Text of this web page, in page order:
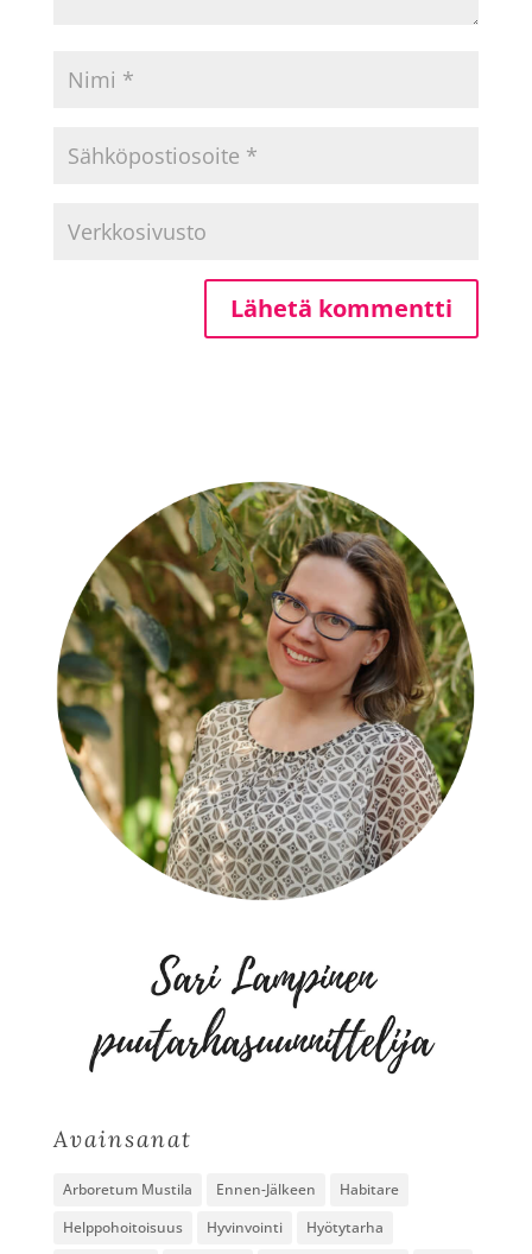
Avainsanat
Arboretum Mustila Ennen-Jälkeen
Habitare
Helppohoitoisuus
Hyvinvointi
Hyötytarha